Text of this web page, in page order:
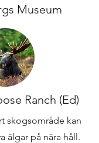
Museum
Ranch (Ed)
skogsområde kan
älgar på nära håll.